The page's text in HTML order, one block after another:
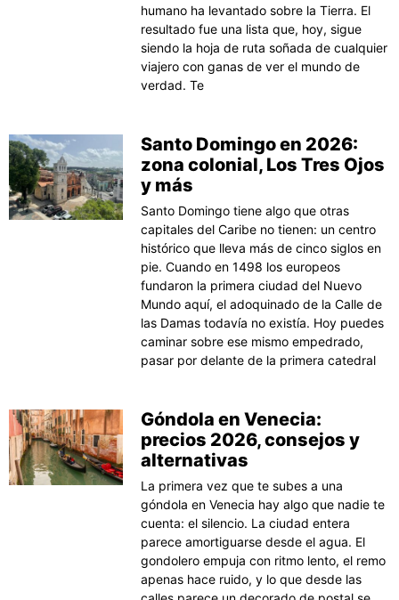
humano ha levantado sobre la Tierra. El
resultado fue una lista que, hoy, sigue
siendo la hoja de ruta soñada de cualquier
viajero con ganas de ver el mundo de
verdad. Te
Santo Domingo en 2026:
zona colonial, Los Tres Ojos
y más
Santo Domingo tiene algo que otras
capitales del Caribe no tienen: un centro
histórico que lleva más de cinco siglos en
pie. Cuando en 1498 los europeos
fundaron la primera ciudad del Nuevo
Mundo aquí, el adoquinado de la Calle de
las Damas todavía no existía. Hoy puedes
caminar sobre ese mismo empedrado,
pasar por delante de la primera catedral
Góndola en Venecia:
precios 2026, consejos y
alternativas
La primera vez que te subes a una
góndola en Venecia hay algo que nadie te
cuenta: el silencio. La ciudad entera
parece amortiguarse desde el agua. El
gondolero empuja con ritmo lento, el remo
apenas hace ruido, y lo que desde las